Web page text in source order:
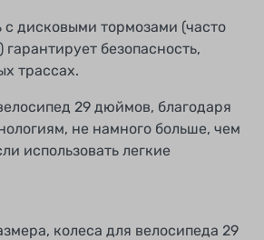
с дисковыми тормозами (часто
безопасность,
трассах.
29 дюймов, благодаря
не намного больше, чем
использовать легкие
колеса для велосипеда 29